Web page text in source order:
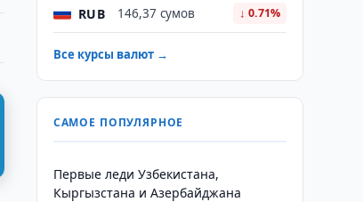
RUB 146,37 сумов ↓ 0.71%
Все курсы валют →
САМОЕ ПОПУЛЯРНОЕ
Первые леди Узбекистана,
Кыргызстана и Азербайджана